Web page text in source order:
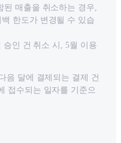
된 매출을 취소하는 경우,
한도가 변경될 수 있습
승인 건 취소 시, 5월 이용
음 달에 결제되는 결제 건
접수되는 일자를 기준으